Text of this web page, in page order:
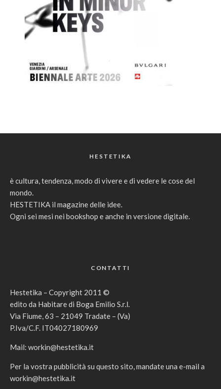
HESTETIKA
è cultura, tendenza, modo di vivere e di vedere le cose del
mondo.
HESTETIKA il magazine delle idee.
Ogni sei mesi nei bookshop e anche in versione digitale.
CONTATTI
Hestetika – Copyright 2011 ©
edito da Habitare di Boga Emilio S.r.l.
Via Fiume, 63 – 21049 Tradate – (Va)
P.Iva/C.F. IT04027180969
Mail: workin@hestetika.it
Per la vostra pubblicità su questo sito, mandate una e-mail a
workin@hestetika.it